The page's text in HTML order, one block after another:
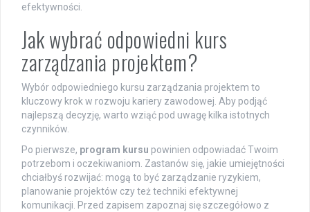
efektywności.
Jak wybrać odpowiedni kurs
zarządzania projektem?
Wybór odpowiedniego kursu zarządzania projektem to
kluczowy krok w rozwoju kariery zawodowej. Aby podjąć
najlepszą decyzję, warto wziąć pod uwagę kilka istotnych
czynników.
Po pierwsze, program kursu powinien odpowiadać Twoim
potrzebom i oczekiwaniom. Zastanów się, jakie umiejętności
chciałbyś rozwijać: mogą to być zarządzanie ryzykiem,
planowanie projektów czy też techniki efektywnej
komunikacji. Przed zapisem zapoznaj się szczegółowo z